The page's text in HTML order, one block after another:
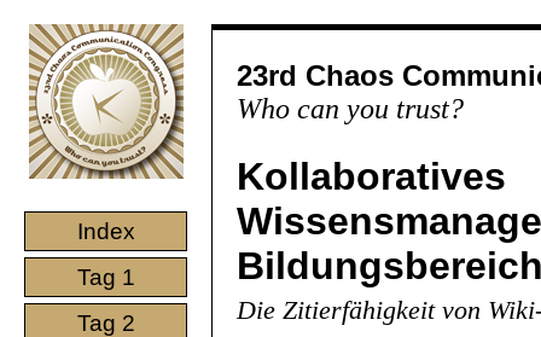
Index
Tag 1
Tag 2
23rd Chaos
Who can you trust?
Kollaboratives
Die Zitierfähigkeit von